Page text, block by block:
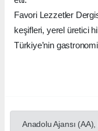
Favori Lezzetler
keşifleri, yerel üretici
Türkiye’nin
Anadolu Ajansı